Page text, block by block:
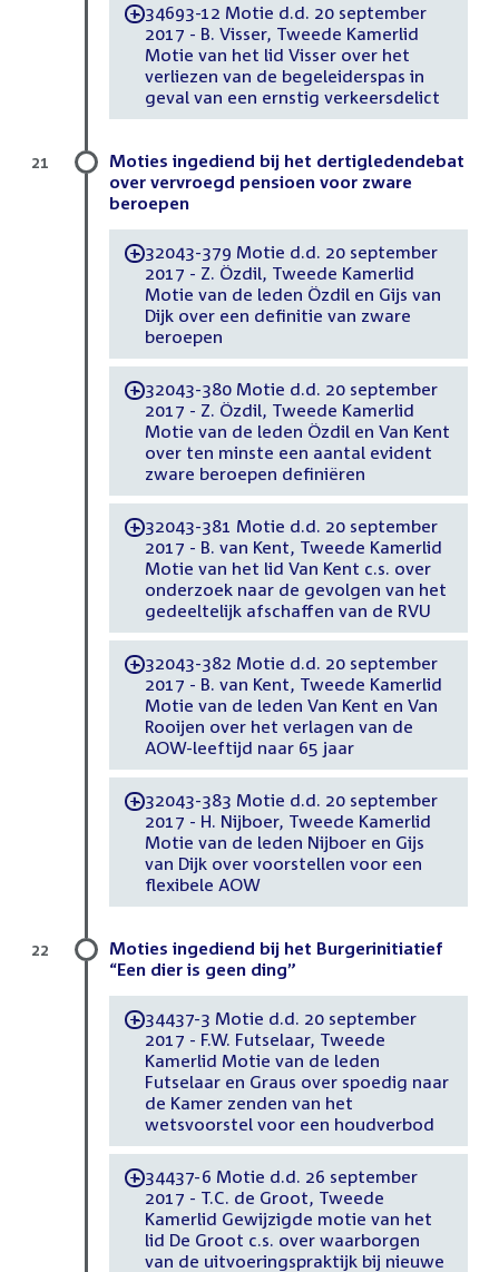
-34693-12 Motie d.d. 20 september
2017 - B. Visser, Tweede Kamerlid
Motie van het lid Visser over het
verliezen van de begeleiderspas in
geval van een ernstig verkeersdelict
Moties ingediend bij het dertigledendebat
over vervroegd pensioen voor zware
beroepen
-32043-379 Motie d.d. 20 september
2017 - Z. Özdil, Tweede Kamerlid
Motie van de leden Özdil en Gijs van
Dijk over een definitie van zware
beroepen
-32043-380 Motie d.d. 20 september
2017 - Z. Özdil, Tweede Kamerlid
Motie van de leden Özdil en Van Kent
over ten minste een aantal evident
zware beroepen definiëren
-32043-381 Motie d.d. 20 september
2017 - B. van Kent, Tweede Kamerlid
Motie van het lid Van Kent c.s. over
onderzoek naar de gevolgen van het
gedeeltelijk afschaffen van de RVU
-32043-382 Motie d.d. 20 september
2017 - B. van Kent, Tweede Kamerlid
Motie van de leden Van Kent en Van
Rooijen over het verlagen van de
AOW-leeftijd naar 65 jaar
-32043-383 Motie d.d. 20 september
2017 - H. Nijboer, Tweede Kamerlid
Motie van de leden Nijboer en Gijs
van Dijk over voorstellen voor een
flexibele AOW
21
Moties ingediend bij het Burgerinitiatief
“Een dier is geen ding”
-34437-3 Motie d.d. 20 september
2017 - F.W. Futselaar, Tweede
Kamerlid Motie van de leden
Futselaar en Graus over spoedig naar
de Kamer zenden van het
wetsvoorstel voor een houdverbod
-34437-6 Motie d.d. 26 september
2017 - T.C. de Groot, Tweede
Kamerlid Gewijzigde motie van het
lid De Groot c.s. over waarborgen
van de uitvoeringspraktijk bij nieuwe
22